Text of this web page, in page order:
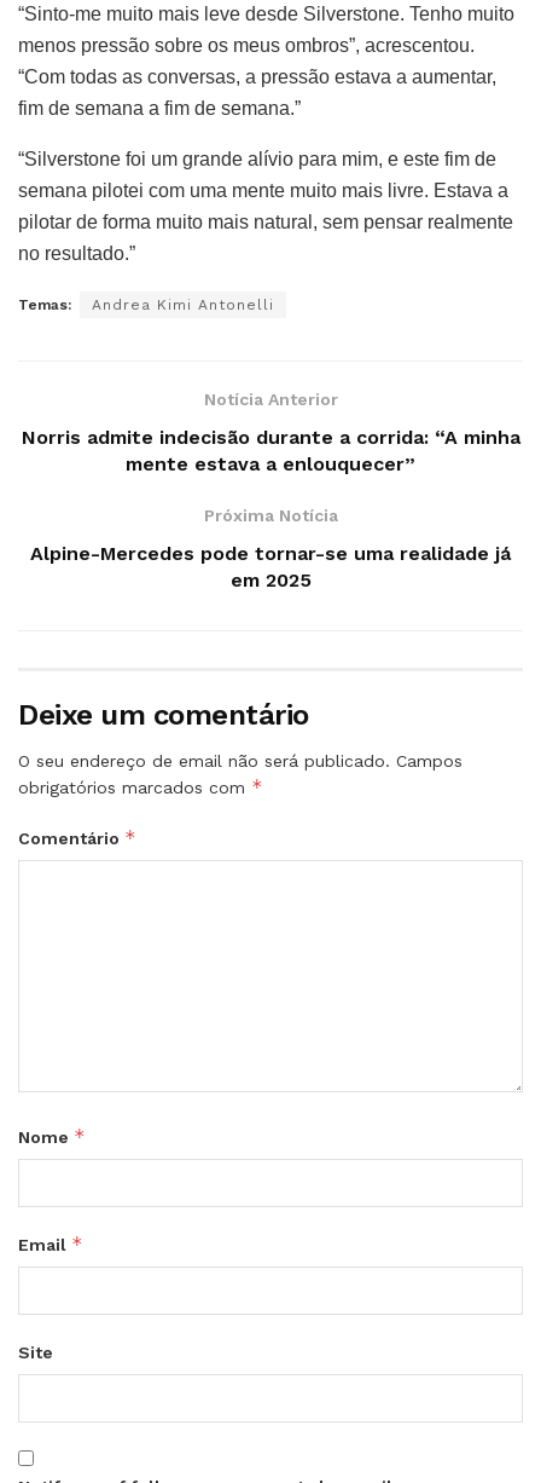
“Sinto-me muito mais leve desde Silverstone. Tenho muito
menos pressão sobre os meus ombros”, acrescentou.
“Com todas as conversas, a pressão estava a aumentar,
fim de semana a fim de semana.”
“Silverstone foi um grande alívio para mim, e este fim de
semana pilotei com uma mente muito mais livre. Estava a
pilotar de forma muito mais natural, sem pensar realmente
no resultado.”
Temas: Andrea Kimi Antonelli
Notícia Anterior
Norris admite indecisão durante a corrida: “A minha
mente estava a enlouquecer”
Próxima Notícia
Alpine-Mercedes pode tornar-se uma realidade já
em 2025
Deixe um comentário
O seu endereço de email não será publicado. Campos
obrigatórios marcados com *
Comentário *
Nome *
Email *
Site